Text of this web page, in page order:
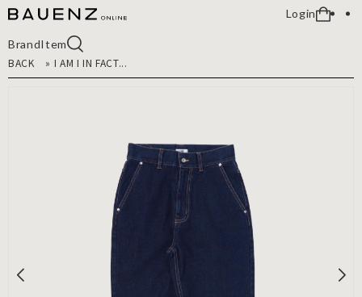
Login
BrandItem
BACK
» I AM I IN FACT...